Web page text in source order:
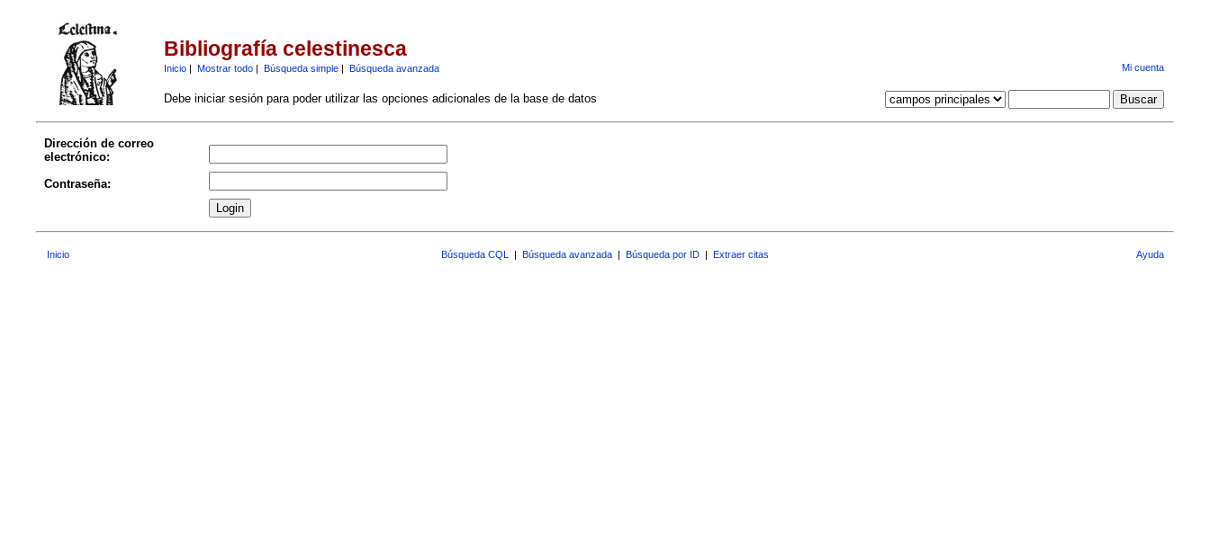
Bibliografía celestinesca
Inicio| Mostrar todo| Búsqueda simple| Búsqueda avanzada Mi cuenta
Debe iniciar sesión para poder utilizar las opciones adicionales de la base de datos
Dirección de correo
electrónico:
Contraseña:
Inicio Búsqueda CQL | Búsqueda avanzada | Búsqueda por ID | Extraer citas Ayuda